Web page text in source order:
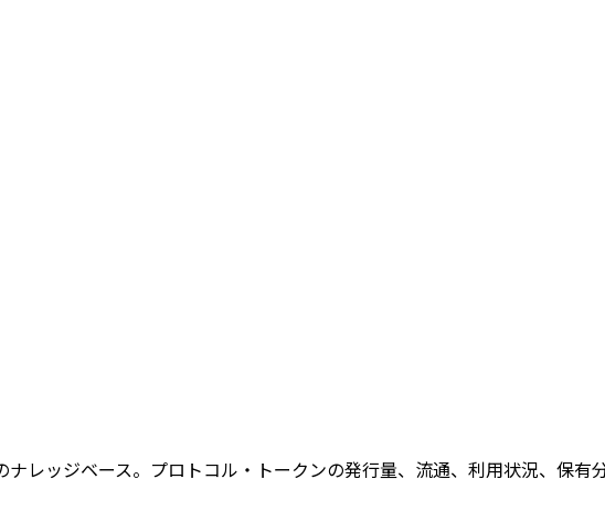
レッジベース。プロトコル・トークンの発行量、流通、利用状況、保有